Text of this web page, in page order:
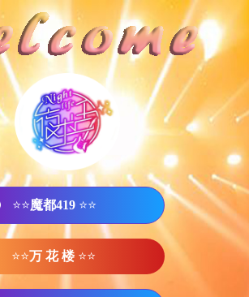
⭐⭐魔都419 ⭐⭐
⭐⭐万 花 楼 ⭐⭐